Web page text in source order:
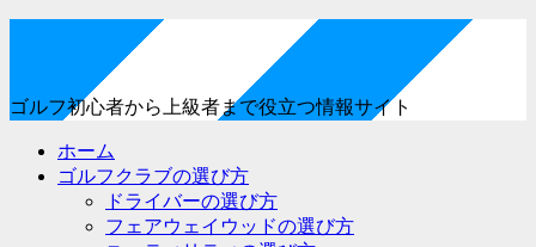
ゴルフ初心者から上級者まで役立つ情報サイト
ホーム
ゴルフクラブの選び方
ドライバーの選び方
フェアウェイウッドの選び方